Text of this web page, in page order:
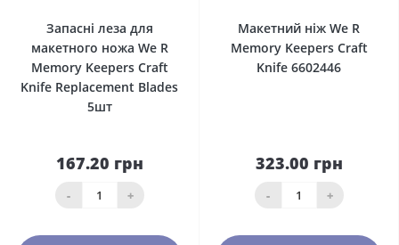
Запасні леза для
макетного ножа We R
Memory Keepers Craft
Knife Replacement Blades
5шт
167.20 грн
- +
Макетний ніж We R
Memory Keepers Craft
Knife 6602446
323.00 грн
- +